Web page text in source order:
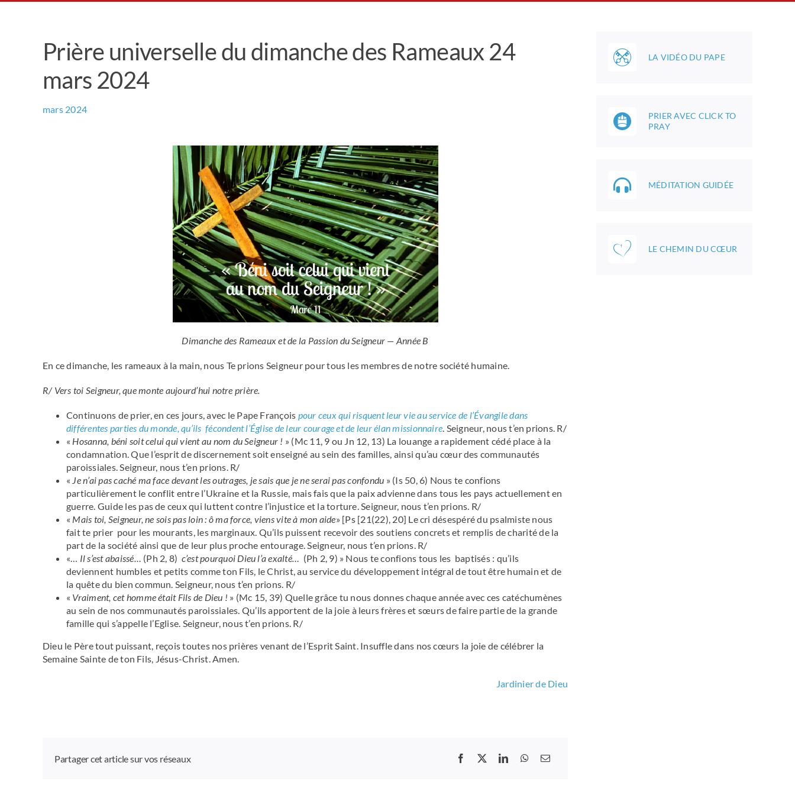
Prière universelle du dimanche des Rameaux 24
mars 2024
mars 2024
Dimanche des Rameaux et de la Passion du Seigneur — Année B
En ce dimanche, les rameaux à la main, nous Te prions Seigneur pour tous les membres de notre société humaine.
R/ Vers toi Seigneur, que monte aujourd’hui notre prière.
Continuons de prier, en ces jours, avec le Pape François pour ceux qui risquent leur vie au service de l’Évangile dans
différentes parties du monde, qu’ils fécondent l’Église de leur courage et de leur élan missionnaire. Seigneur, nous t’en prions. R/
« Hosanna, béni soit celui qui vient au nom du Seigneur ! » (Mc 11, 9 ou Jn 12, 13) La louange a rapidement cédé place à la
condamnation. Que l’esprit de discernement soit enseigné au sein des familles, ainsi qu’au cœur des communautés
paroissiales. Seigneur, nous t’en prions. R/
« Je n’ai pas caché ma face devant les outrages, je sais que je ne serai pas confondu » (Is 50, 6) Nous te confions
particulièrement le conflit entre l’Ukraine et la Russie, mais fais que la paix advienne dans tous les pays actuellement en
guerre. Guide les pas de ceux qui luttent contre l’injustice et la torture. Seigneur, nous t’en prions. R/
« Mais toi, Seigneur, ne sois pas loin : ô ma force, viens vite à mon aide» [Ps [21(22), 20] Le cri désespéré du psalmiste nous
fait te prier pour les mourants, les marginaux. Qu’ils puissent recevoir des soutiens concrets et remplis de charité de la
part de la société ainsi que de leur plus proche entourage. Seigneur, nous t’en prions. R/
«… Il s’est abaissé… (Ph 2, 8) c’est pourquoi Dieu l’a exalté… (Ph 2, 9) » Nous te confions tous les baptisés : qu’ils
deviennent humbles et petits comme ton Fils, le Christ, au service du développement intégral de tout être humain et de
la quête du bien commun. Seigneur, nous t’en prions. R/
« Vraiment, cet homme était Fils de Dieu ! » (Mc 15, 39) Quelle grâce tu nous donnes chaque année avec ces catéchumènes
au sein de nos communautés paroissiales. Qu’ils apportent de la joie à leurs frères et sœurs de faire partie de la grande
famille qui s’appelle l’Eglise. Seigneur, nous t’en prions. R/
Dieu le Père tout puissant, reçois toutes nos prières venant de l’Esprit Saint. Insuffle dans nos cœurs la joie de célébrer la
Semaine Sainte de ton Fils, Jésus-Christ. Amen.
Jardinier de Dieu
Partager cet article sur vos réseaux
LA VIDÉO DU PAPE
PRIER AVEC CLICK TO
PRAY
MÉDITATION GUIDÉE
LE CHEMIN DU CŒUR